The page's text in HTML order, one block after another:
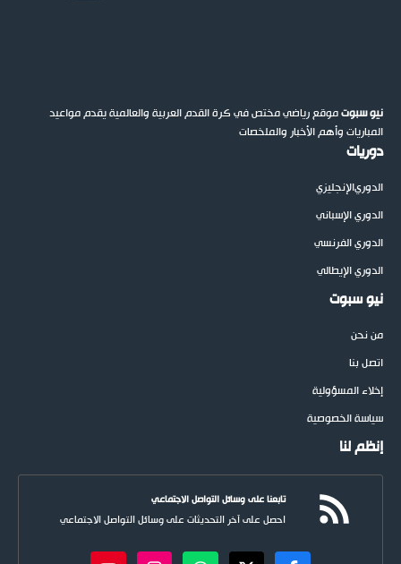
نيو سبوتموقع رياضي مختص في كرة القدم العربية والعالمية يقدم مواعيد
المباريات وأهم الأخبار والملخصات
دوريات
الدوريالإنجليزي
الدوري الإسباني
الدوري الفرنسي
الدوري الإيطالي
نيو سبوت
من نحن
اتصل بنا
إخلاء المسؤولية
سياسة الخصوصية
إنظم لنا
تابعنا على وسائل التواصل الاجتماعي
احصل على آخر التحديثات على وسائل التواصل الاجتماعي